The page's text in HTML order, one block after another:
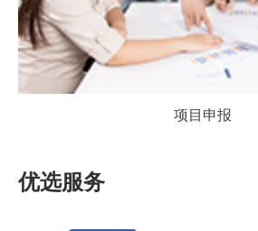
项目申报
优选服务